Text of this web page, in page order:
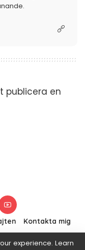
publicera en
Kontakta mig
experience. Learn